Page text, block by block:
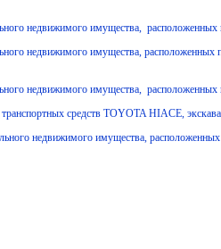
недвижимого имущества,
недвижимого имущества,
недвижимого имущества,
средств TOYOTA HIACE,
недвижимого имущества,